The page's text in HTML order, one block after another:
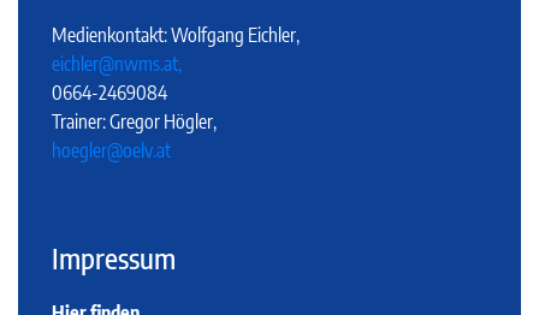
Medienkontakt: Wolfgang Eichler,
eichler@nwms.at,
0664-2469084
Trainer: Gregor Högler,
hoegler@oelv.at
Impressum